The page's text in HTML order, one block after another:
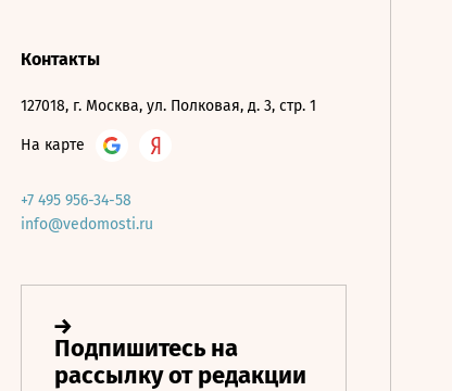
Контакты
127018, г. Москва, ул. Полковая, д. 3, стр. 1
На карте
+7 495 956-34-58
info@vedomosti.ru